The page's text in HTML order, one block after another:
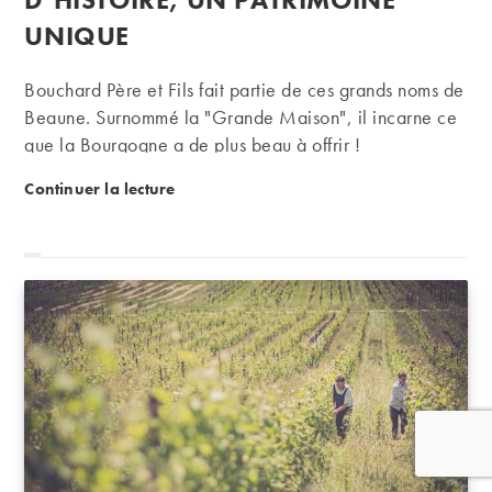
UNIQUE
Bouchard Père et Fils fait partie de ces grands noms de
Beaune. Surnommé la "Grande Maison", il incarne ce
que la Bourgogne a de plus beau à offrir !
Continuer la lectureMaison Bouchard, 280 ans d’histoire, un